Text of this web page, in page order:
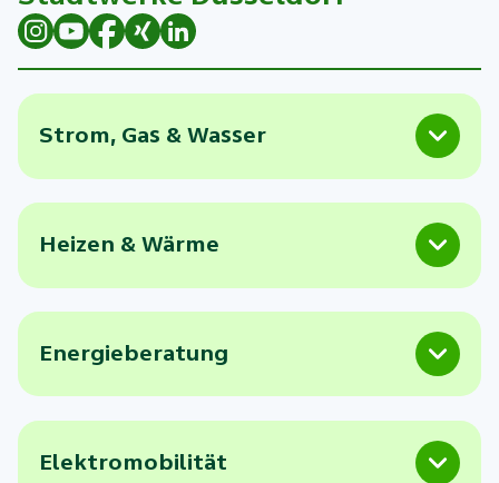
Strom, Gas & Wasser
Heizen & Wärme
Energieberatung
Elektromobilität